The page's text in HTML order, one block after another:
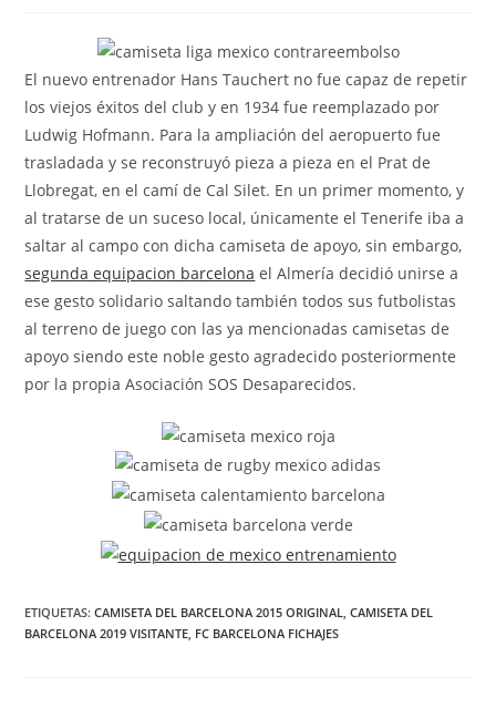
El nuevo entrenador Hans Tauchert no fue capaz de repetir
los viejos éxitos del club y en 1934 fue reemplazado por
Ludwig Hofmann. Para la ampliación del aeropuerto fue
trasladada y se reconstruyó pieza a pieza en el Prat de
Llobregat, en el camí de Cal Silet. En un primer momento, y
al tratarse de un suceso local, únicamente el Tenerife iba a
saltar al campo con dicha camiseta de apoyo, sin embargo,
segunda equipacion barcelona el Almería decidió unirse a
ese gesto solidario saltando también todos sus futbolistas
al terreno de juego con las ya mencionadas camisetas de
apoyo siendo este noble gesto agradecido posteriormente
por la propia Asociación SOS Desaparecidos.
ETIQUETAS:CAMISETA DEL BARCELONA 2015 ORIGINAL
CAMISETA DEL
BARCELONA 2019 VISITANTE FC BARCELONA FICHAJES